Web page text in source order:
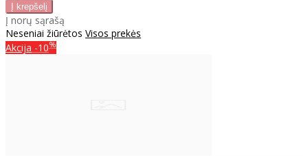
Į norų sąrašą
Neseniai žiūrėtos Visos prekės
Akcija -10%